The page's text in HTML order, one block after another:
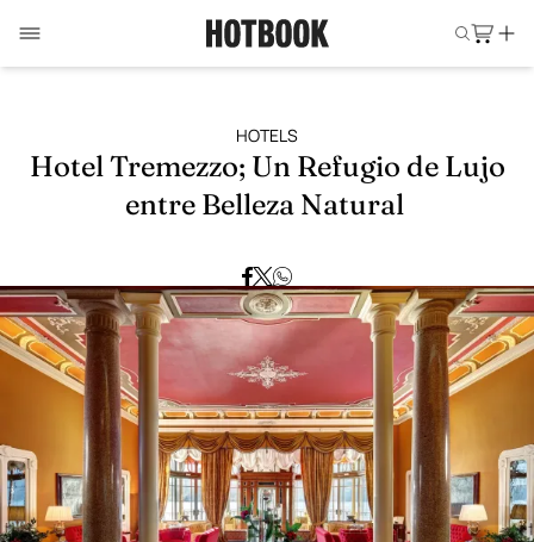
HOTELS
Hotel Tremezzo; Un Refugio de Lujo
entre Belleza Natural